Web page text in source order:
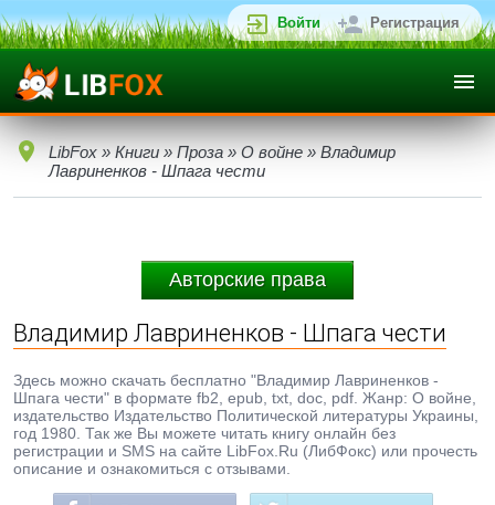
Войти Регистрация
LibFox » Книги » Проза » О войне » Владимир
Лавриненков - Шпага чести
Авторские права
Владимир Лавриненков - Шпага чести
Здесь можно скачать бесплатно "Владимир Лавриненков -
Шпага чести" в формате fb2, epub, txt, doc, pdf. Жанр: О войне,
издательство Издательство Политической литературы Украины,
год 1980. Так же Вы можете читать книгу онлайн без
регистрации и SMS на сайте LibFox.Ru (ЛибФокс) или прочесть
описание и ознакомиться с отзывами.